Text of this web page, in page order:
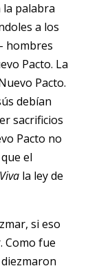
palabra
a los
hombres
Pacto. La
Pacto.
debían
sacrificios
Pacto no
el
Vivala ley de
si eso
Como fue